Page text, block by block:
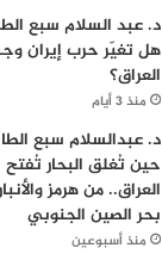
د. عبد السلام سبع
هل تغيّر حرب إيران
العراق؟
منذ 3 أيام
د. عبدالسلام سبع
حين تُغلق البحار
العراق.. من هرمز
بحر الصين الجنوبي
منذ أسبوعين